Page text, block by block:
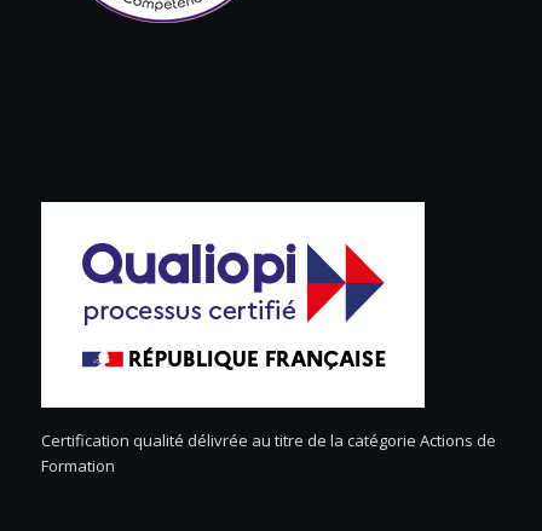
Certification qualité délivrée au titre de la catégorie Actions de
Formation